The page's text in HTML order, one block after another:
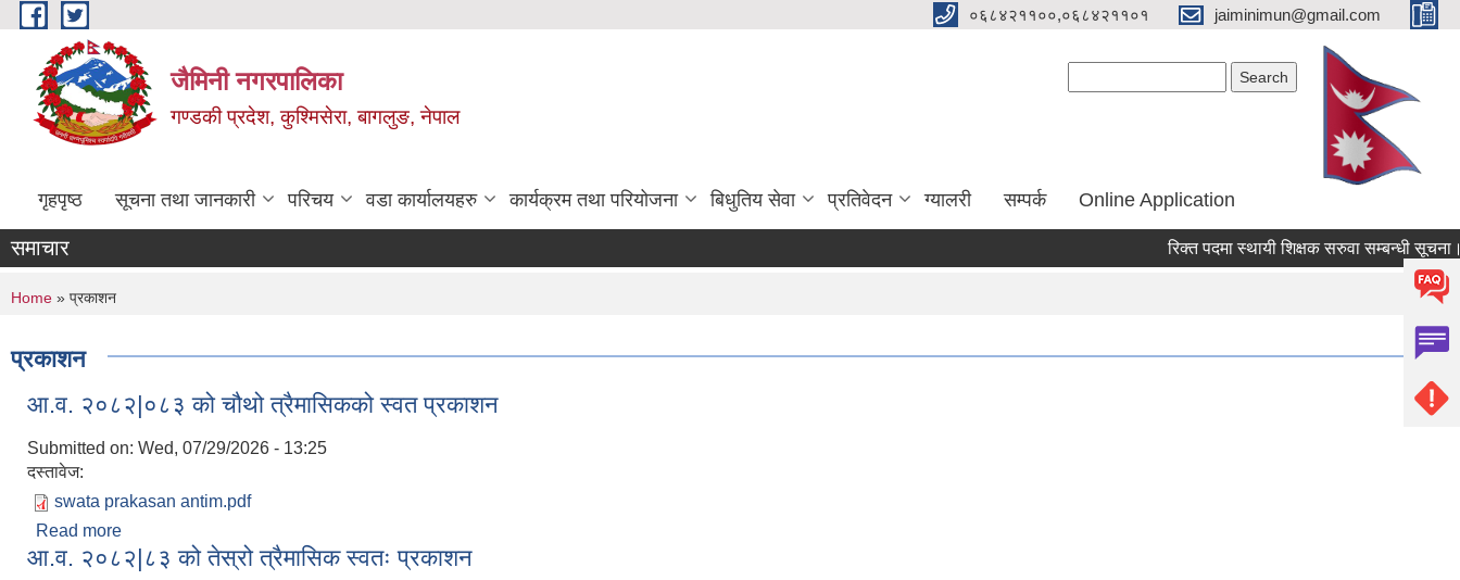
Skip to main content ०६८४२११००,०६८४२११०१ jaiminimun@gmail.com
जैमिनी नगरपालिका
गण्डकी प्रदेश, कुश्मिसेरा, बागलुङ, नेपाल
गृहपृष्ठ सूचना तथा जानकारी परिचय वडा कार्यालयहरु कार्यक्रम तथा परियोजना बिधुतिय सेवा प्रतिवेदन ग्यालरी सम्पर्क Online Application
समाचार रिक्त पदमा स्थायी शिक्षक सरुवा सम्बन्धी सूचना।
You are here
Home » प्रकाशन
प्रकाशन
आ.व. २०८२|०८३ को चौथो त्रैमासिकको स्वत प्रकाशन
Submitted on: Wed, 07/29/2026 - 13:25
दस्तावेज:
swata prakasan antim.pdf
Read more
आ.व. २०८२|८३ को तेस्रो त्रैमासिक स्वतः प्रकाशन